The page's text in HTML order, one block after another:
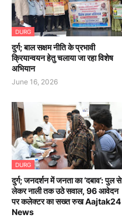
DURG
दुर्ग; बाल सक्षम नीति के प्रभावी
क्रियान्वयन हेतु चलाया जा रहा विशेष
अभियान
June 16, 2026
DURG
दुर्ग; जनदर्शन में जनता का ‘दबाव’: पुल से
लेकर नाली तक उठे सवाल, 96 आवेदन
पर कलेक्टर का सख्त रुख Aajtak24
News